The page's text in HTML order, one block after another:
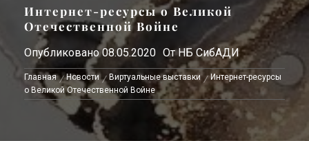
Интернет-ресурсы о Великой
Отечественной Войне
Опубликовано08.05.2020 ОтНБ СибАДИ
Главная Новости Виртуальные выставки
Интернет-ресурсы
о Великой Отечественной Войне